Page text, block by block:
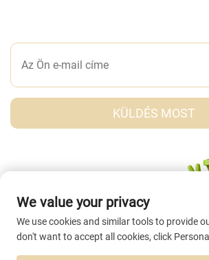
KÜLDÉS MOST
We value your privacy
We use cookies and similar tools to provide
don't want to accept all cookies, click